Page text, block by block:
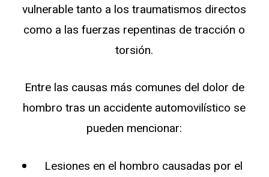
vulnerable tanto a los traumatismos directos
como a las fuerzas repentinas de tracción o
torsión.
Entre las causas más comunes del dolor de
hombro tras un accidente automovilístico se
pueden mencionar:
Lesiones en el hombro causadas por el